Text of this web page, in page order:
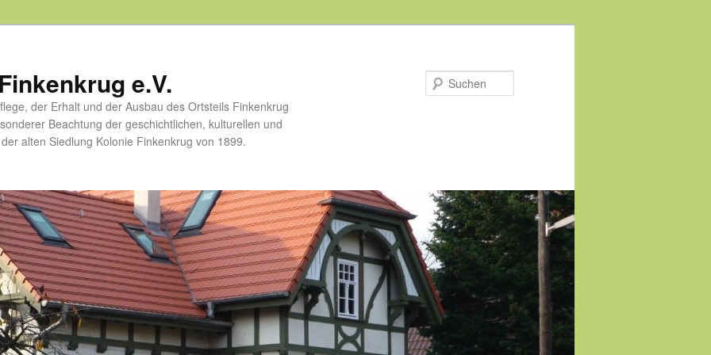
e.V.
der Erhalt und der Ausbau des Ortsteils Finkenkrug
Beachtung der geschichtlichen, kulturellen und
alten Siedlung Kolonie Finkenkrug von 1899.